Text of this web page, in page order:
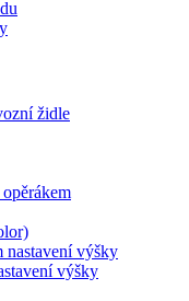
židle
nastavení výšky
výšky